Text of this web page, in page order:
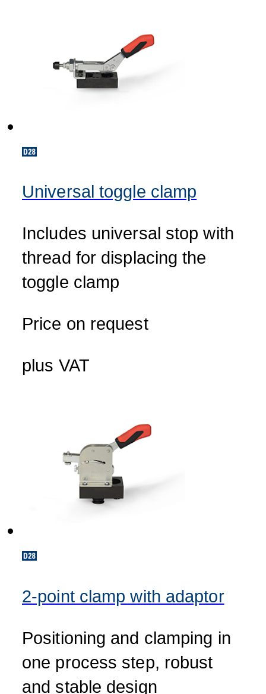
Universal toggle clamp
Includes universal stop with
thread for displacing the
toggle clamp
Price on request
plus VAT
2-point clamp with adaptor
Positioning and clamping in
one process step, robust
and stable design